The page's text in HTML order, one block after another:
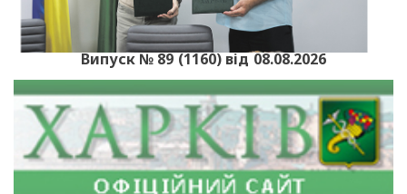
Випуск № 89 (1160) від 08.08.2026